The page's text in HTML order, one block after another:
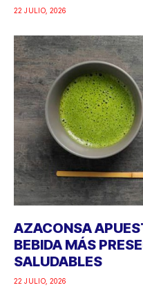
22 JULIO, 2026
AZACONSA
BEBIDA MÁS
SALUDABLES
22 JULIO, 2026